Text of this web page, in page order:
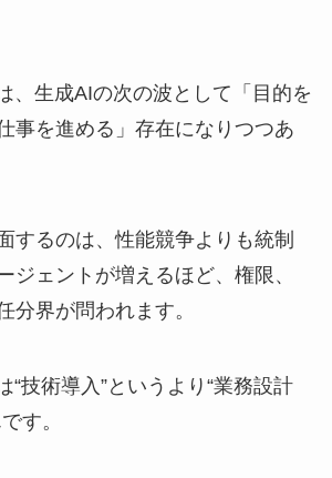
、生成AIの次の波として「目的を
事を進める」存在になりつつあ
するのは、性能競争よりも統制
ジェントが増えるほど、権限、
分界が問われます。
“技術導入”というより“業務設計
す。